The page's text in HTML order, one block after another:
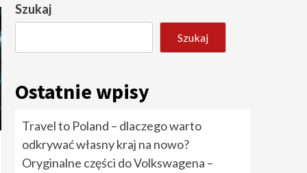
5
Tworzenie aplikacji
internetowych – jak
1
dlaczego warto
odkrywać własny kraj
na nowo?
Szukaj
Szukaj
Ostatnie wpisy
Travel to Poland – dlaczego warto
odkrywać własny kraj na nowo?
Oryginalne części do Volkswagena –